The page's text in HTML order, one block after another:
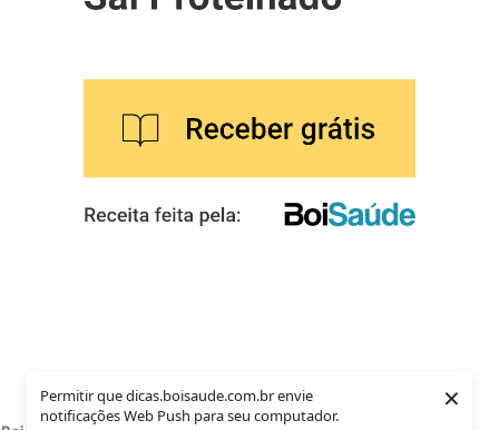
Permitir que dicas.boisaude.com.br envie
notificações Web Push para seu computador.
×